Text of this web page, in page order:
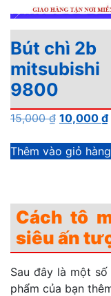
Bút chì 2b
mitsubishi
9800
15,000₫ Giá
là:
10,000 ₫
Thêm vào giỏ hàng
Cách tô
siêu ấn
Sau đây là một
phẩm của bạn